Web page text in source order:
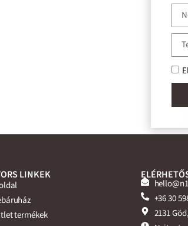
LINKEK
termékek
+36 30
2131